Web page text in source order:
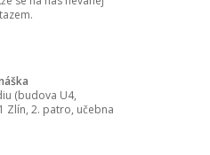
(budova U4,
Zlín, 2. patro, učebna